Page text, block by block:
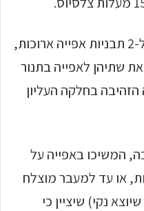
5. חלקו את התערובת הסופית ל-2 תבניות אפייה ארוכות,
שתיהן לאפייה בתנור
הזהיבה בחלקה העליון
המשיכו באפייה על
דקות נוספות, או עד למעבר מוצלח
נקי) שיציין כי